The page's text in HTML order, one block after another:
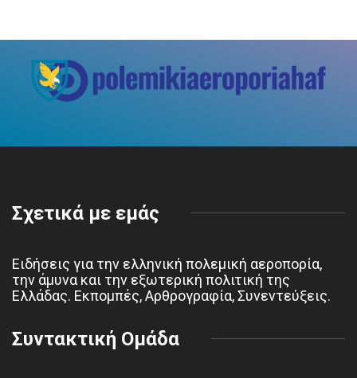
Σχετικά με εμάς
Ειδήσεις για την ελληνική πολεμική αεροπορία,
την άμυνα και την εξωτερική πολιτική της
Ελλάδας. Εκπομπές, Αρθρογραφία, Συνεντεύξεις.
Συντακτική Ομάδα